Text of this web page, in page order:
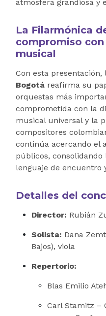
atmósfera grandiosa y
La Filarmónica
compromiso
musical
Con esta presentación,
Bogotá reafirma su
orquestas más
comprometida con la
musical universal y la
compositores
continúa acercando el
públicos,
lenguaje de encuentro
Detalles del
Director: Rubián
Solista: Dana
Bajos), viola
Repertorio:
Blas Emilio
Carl Stamitz –